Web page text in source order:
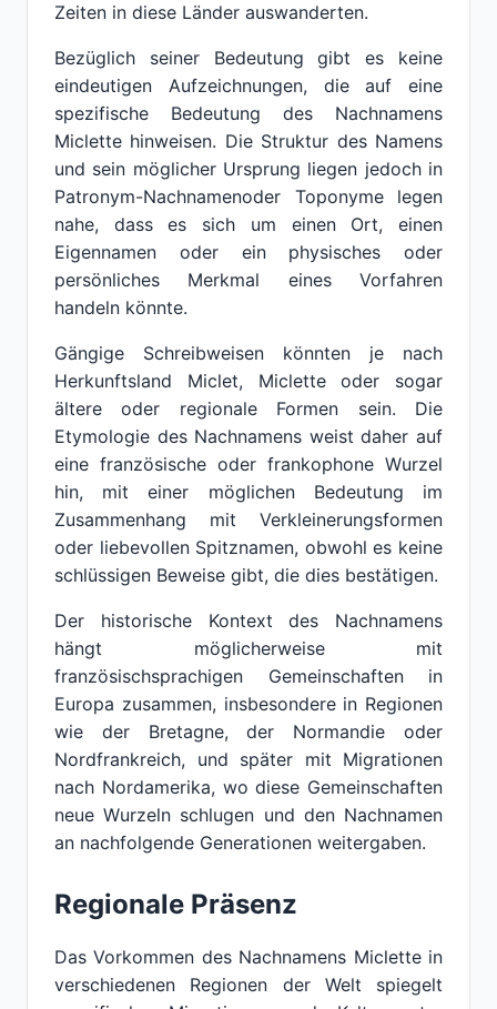
Zeiten in diese Länder auswanderten.
Bezüglich seiner Bedeutung gibt es keine
eindeutigen Aufzeichnungen, die auf eine
spezifische Bedeutung des Nachnamens
Miclette hinweisen. Die Struktur des Namens
und sein möglicher Ursprung liegen jedoch in
Patronym-Nachnamenoder Toponyme legen
nahe, dass es sich um einen Ort, einen
Eigennamen oder ein physisches oder
persönliches Merkmal eines Vorfahren
handeln könnte.
Gängige Schreibweisen könnten je nach
Herkunftsland Miclet, Miclette oder sogar
ältere oder regionale Formen sein. Die
Etymologie des Nachnamens weist daher auf
eine französische oder frankophone Wurzel
hin, mit einer möglichen Bedeutung im
Zusammenhang mit Verkleinerungsformen
oder liebevollen Spitznamen, obwohl es keine
schlüssigen Beweise gibt, die dies bestätigen.
Der historische Kontext des Nachnamens
hängt möglicherweise mit
französischsprachigen Gemeinschaften in
Europa zusammen, insbesondere in Regionen
wie der Bretagne, der Normandie oder
Nordfrankreich, und später mit Migrationen
nach Nordamerika, wo diese Gemeinschaften
neue Wurzeln schlugen und den Nachnamen
an nachfolgende Generationen weitergaben.
Regionale Präsenz
Das Vorkommen des Nachnamens Miclette in
verschiedenen Regionen der Welt spiegelt